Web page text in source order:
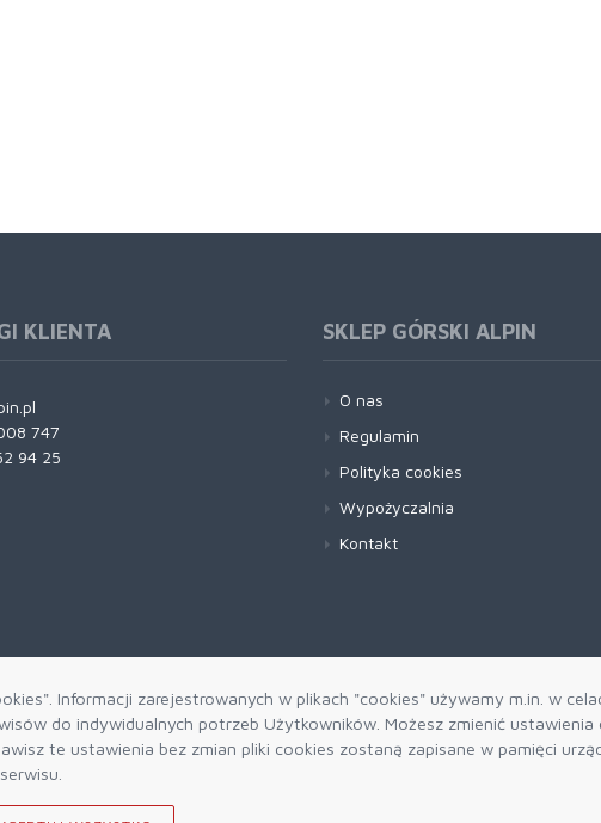
Informacji zarejestrowanych w plikach "cookies" używamy m.in. w
do indywidualnych potrzeb Użytkowników. Możesz zmienić
te ustawienia bez zmian pliki cookies zostaną zapisane w pamięci
KLIENTA
747
94 25
SKLEP GÓRSKI ALPIN
O nas
Regulamin
Polityka cookies
Wypożyczalnia
Kontakt